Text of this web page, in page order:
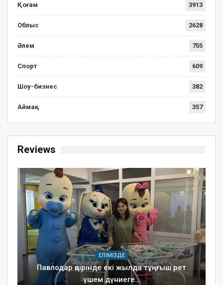
Қоғам 3913
Облыс 2628
Әлем 755
Спорт 609
Шоу-бизнес 382
Аймақ 357
Reviews
ЕЛІМІЗДЕ
Павлодар өңірінде екі жылда тұңғыш рет
үшем дүниеге…